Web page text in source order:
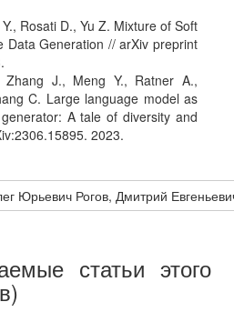
Rosati D., Yu Z. Mixture of Soft
Data Generation // arXiv preprint
J., Meng Y., Ratner A.,
C. Large language model as
A tale of diversity and
2023.
Юрьевич Рогов, Дмитрий
статьи этого